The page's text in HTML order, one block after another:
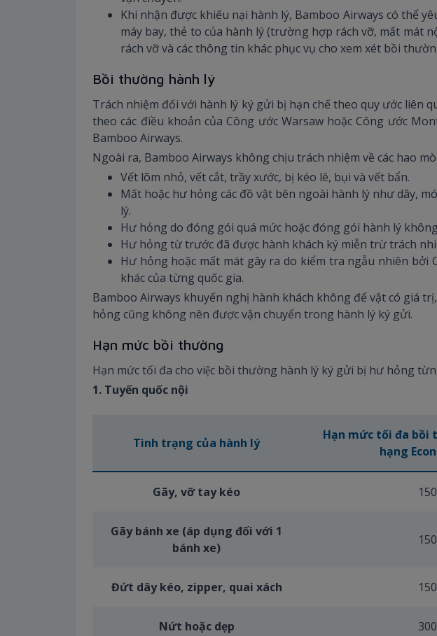
Khi nhận được khiếu nại hành lý, Bamboo Airways có thể
máy bay, thẻ to của hành lý (trường hợp rách vỡ, mất mát
rách vỡ và các thông tin khác phục vụ cho xem xét bồi
Bồi thường hành lý
Trách nhiệm đối với hành lý ký gửi bị hạn chế theo quy ước liên
theo các điều khoản của Công ước Warsaw hoặc Công ước
Bamboo Airways.
Ngoài ra, Bamboo Airways không chịu trách nhiệm về các hao
Vết lõm nhỏ, vết cắt, trầy xước, bị kéo lê, bụi và vết bẩn.
Mất hoặc hư hỏng các đồ vật bên ngoài hành lý như dây,
lý.
Hư hỏng do đóng gói quá mức hoặc đóng gói hành lý
Hư hỏng từ trước đã được hành khách ký miễn trừ trách
Hư hỏng hoặc mất mát gây ra do kiểm tra ngẫu nhiên bởi
khác của từng quốc gia.
Bamboo Airways khuyến nghị hành khách không để vật có giá
hỏng cũng không nên được vận chuyển trong hành lý ký gửi.
Hạn mức bồi thường
Hạn mức tối đa cho việc bồi thường hành lý ký gửi bị hư hỏng
1. Tuyến quốc nội
Tình trạng của hành lý
Hạn mức tối đa bồi
hạng
Gãy, vỡ tay kéo
Gãy bánh xe (áp dụng đối với 1
bánh xe)
Đứt dây kéo, zipper, quai xách
Nứt hoặc dẹp